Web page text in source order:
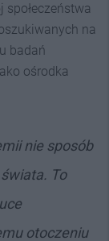
na
badań
ośrodka
nie sposób
To
otoczeniu